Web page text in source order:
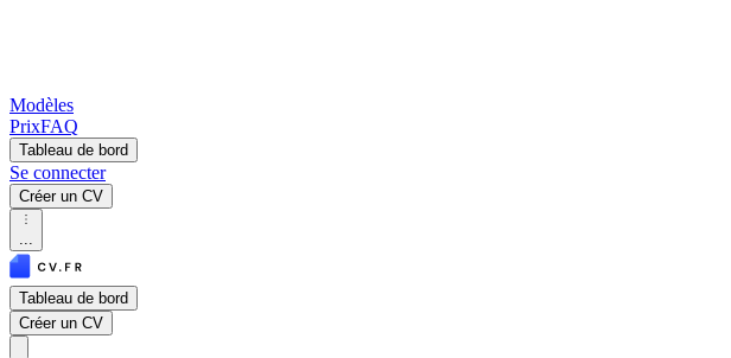
Modèles
PrixFAQ
Tableau de bord
Se connecter
Créer un CV
...
Tableau de bord
Créer un CV